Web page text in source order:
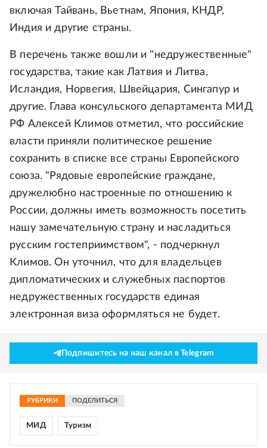
включая Тайвань, Вьетнам, Япония, КНДР,
Индия и другие страны.
В перечень также вошли и "недружественные"
государства, такие как Латвия и Литва,
Исландия, Норвегия, Швейцария, Сингапур и
другие. Глава консульского департамента МИД
РФ Алексей Климов отметил, что российские
власти приняли политическое решение
сохранить в списке все страны Европейского
союза. "Рядовые европейские граждане,
дружелюбно настроенные по отношению к
России, должны иметь возможность посетить
нашу замечательную страну и насладиться
русским гостеприимством", - подчеркнул
Климов. Он уточнил, что для владельцев
дипломатических и служебных паспортов
недружественных государств единая
электронная виза оформляться не будет.
Подпишитесь на наш канал в Telegram
РУБРИКИ ПОДЕЛИТЬСЯ
МИД Туризм